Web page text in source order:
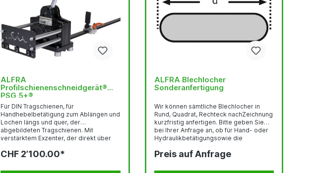
ALFRA
Profilschienenschneidgerät®
PSG 5+®
Für DIN Tragschienen, für
Handhebelbetätigung zum Ablängen und
Lochen längs und quer, der
abgebildeten Tragschienen. Mit
verstärktem Exzenter, der direkt über
Kraftaufwand durch bessere
ohne Abfall - Wartungsfrei Eloxierter,
CHF 2’100.00*
ALFRA Blechlocher
Sonderanfertigung
Wir können sämtliche Blechlocher in
Rund, Quadrat, Rechteck nachZeichnung
kurzfristig anfertigen. Bitte geben Sie
bei Ihrer Anfrage an, ob für Hand- oder
Hydraulikbetätigungsowie die
Fordern Sie unsere technische
Preis auf Anfrage